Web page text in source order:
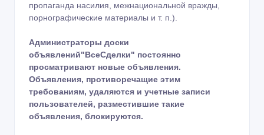
пропаганда насилия, межнациональной вражды,
порнографические материалы и т. п.).
Администраторы доски
объявлений"ВсеСделки" постоянно
просматривают новые объявления.
Объявления, противоречащие этим
требованиям, удаляются и учетные записи
пользователей, разместившие такие
объявления, блокируются.